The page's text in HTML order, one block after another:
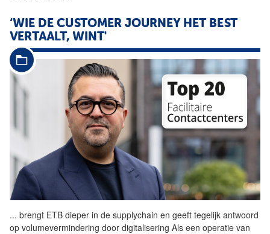
‘WIE DE CUSTOMER JOURNEY HET BEST
VERTAALT, WINT'
... brengt ETB dieper in de supplychain en geeft tegelijk antwoord
op volumevermindering door digitalisering Als een operatie van